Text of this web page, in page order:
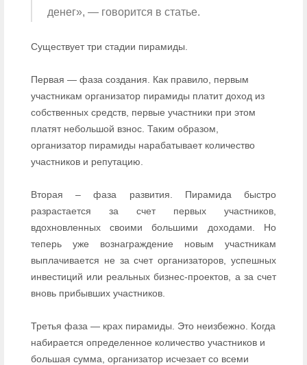
денег», — говорится в статье.
Существует три стадии пирамиды.
Первая — фаза создания. Как правило, первым
участникам организатор пирамиды платит доход из
собственных средств, первые участники при этом
платят небольшой взнос. Таким образом,
организатор пирамиды нарабатывает количество
участников и репутацию.
Вторая – фаза развития. Пирамида быстро
разрастается за счет первых участников,
вдохновленных своими большими доходами. Но
теперь уже вознаграждение новым участникам
выплачивается не за счет организаторов, успешных
инвестиций или реальных бизнес-проектов, а за счет
вновь прибывших участников.
Третья фаза — крах пирамиды. Это неизбежно. Когда
набирается определенное количество участников и
большая сумма, организатор исчезает со всеми